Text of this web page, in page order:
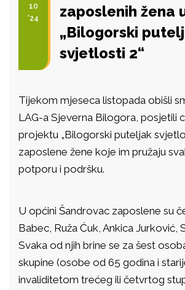
10
'24
zaposlenih žena
„Bilogorski
svjetlosti 2“
Tijekom mjeseca listopada obišli
LAG-a Sjeverna Bilogora, posjetili
projektu „Bilogorski puteljak
zaposlene žene koje im pružaju
potporu i podršku.
U općini Šandrovac zaposlene su
Babec, Ruža Ćuk, Ankica Jurković,
Svaka od njih brine se za šest
skupine (osobe od 65 godina i
invaliditetom trećeg ili četvrtog